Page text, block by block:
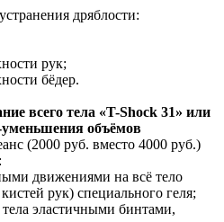
дряблости:
рук;
бёдер.
всего тела «T-Shock 31» или
уменьшения объёмов
(2000 руб. вместо 4000 руб.)
движениями на всё тело
рук) специального геля;
эластичными бинтами,